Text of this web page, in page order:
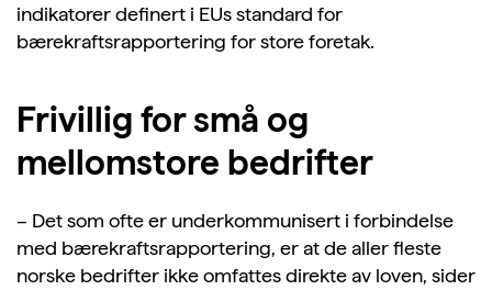
indikatorer definert i EUs standard for
bærekraftsrapportering for store foretak.
Frivillig for små og
mellomstore bedrifter
– Det som ofte er underkommunisert i forbindelse
med bærekraftsrapportering, er at de aller fleste
norske bedrifter ikke omfattes direkte av loven, sider